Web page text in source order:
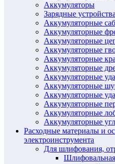
Аккумуляторы
Зарядные
Аккумуляторные
Аккумуляторные
Аккумуляторные
Аккумуляторные
Аккумуляторные
Аккумуляторные
Аккумуляторные
Аккумуляторные
Аккумуляторные
Аккумуляторные
Аккумуляторные
Аккумуляторные
Расходные материалы и
электроинструмента
Для шлифования,
Шлифовальная